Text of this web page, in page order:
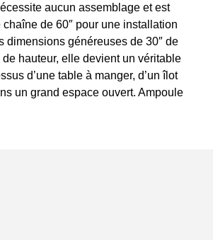
aucun assemblage et est
de 60″ pour une installation
dimensions généreuses de 30″ de
de hauteur, elle devient un véritable
d’une table à manger, d’un îlot
un grand espace ouvert. Ampoule